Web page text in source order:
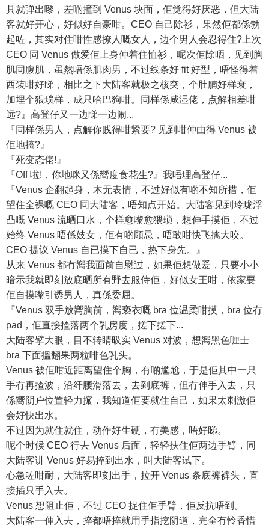
具就弹出嚟，差啲撞到 Venus 块面，佢觉得好厌恶，但大陆
客就好开心，好似好自豪咁。CEO 自己除衫，果然佢都係勃
起咗，其实对住咁性感撩人嘅女人，边个男人会忍得住?上次
CEO 同 Venus 做爱佢上身仲着住恤衫，呢次佢除晒，见到胸
肌同腹肌，虽然唔係肌肉男，不过线条好 fit 好型，唔怪得着
西装咁好睇，相比之下大陆客就极之核突，个肚腩好样衰，
加埋个猥琐样，成只哈巴狗咁。同样係咸湿佬，点解相差咁
远?』高登仔又一边睇一边闹...
『同样係男人，点解你贱得咁紧要? 见到咁仲由得 Venus 被
佢地搞?』
『死变态佬!』
『Off 啦!，你地咪又係嚮度食花生?』我唔理高登仔...
『Venus 企翻起身，木无表情，不过好似有啲不知所措，佢
望住全裸嘅 CEO 同大陆客，唔知点开始。大陆客见到玲珑浮
凸嘅 Venus 流晒口水，个样愈嚟愈猥琐，想伸手摸佢，不过
始终 Venus 唔係妓女，佢有啲顾忌，唔敢咁快飞擒大咬。
CEO 提议 Venus 自已摸下自已，热下身先。』
从来 Venus 都冇嚮我面前自慰过，如果佢想做爱，只要小小
暗示我就即刻放底晒所有野去服侍佢，好似女王咁，依家要
佢自摸嚟引诱男人，真係委屈。
『Venus 双手放嚮胸前，嚮亵衣嘅 bra 位温柔咁摸，bra 位冇
pad，佢直接揸落两个乳房度，搓下搓下...
大陆客擘大眼，目不转睛昅实 Venus 对波，想嚮黑色喱士
bra 下面搵翻果两粒啡色乳头。
Venus 被佢咁近距离望住个胸，有啲尴尬，于是佢其中一只
手冇再揸波，沿纤腰滑落去，去到底裤，但冇伸手入去，只
係嚮阴户位置轻力搲，我知道佢要就住自己，如果太刺激佢
会好快出水。
不过因为就住就住，动作好生硬，冇美感，唔好睇。
呢个时候 CEO 行去 Venus 后面，轻轻扶住佢两边手臂，同
大陆客讲 Venus 好易捽到出水，叫大陆客试下。
心急咗咁耐，大陆客即刻出手，拉开 Venus 条底裤裤头，直
接插只手入去。
Venus 想阻止佢，不过 CEO 捉住佢手臂，佢反抗唔到。
大陆客一伸入去，捽都唔捽就用手指挖阴道，完全冇怜香惜